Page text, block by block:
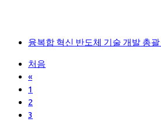
융복합 혁신 반도체 기술 개발 총
처음
«
1
2
3